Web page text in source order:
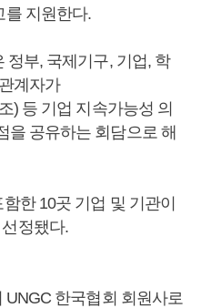
를 지원한다.
정부, 국제기구, 기업, 학
계자가
) 등 기업 지속가능성 의
을 공유하는 회담으로 해
한 10곳 기업 및 기관이
정됐다.
한국협회 회원사로